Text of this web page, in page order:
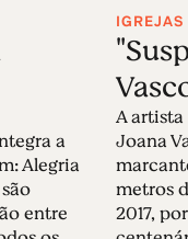
a
Alegria
entre
IGREJAS
A
Joana
metros
2017,